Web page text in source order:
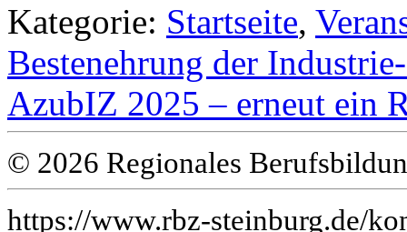
Kategorie: Startseite,
Bestenehrung der
AzubIZ 2025 – erneut ein
© 2026 Regionales
https://www.rbz-steinburg.de/